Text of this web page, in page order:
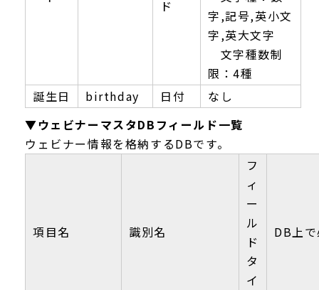
ド
字,記号,英小文
字,英大文字
文字種数制
限：4種
誕生日
birthday 日付
なし
▼ウェビナーマスタDBフィールド一覧
ウェビナー情報を格納するDBです。
項目名 識別名
フ
ィ
ー
ル
ド
タ
イ
DB上